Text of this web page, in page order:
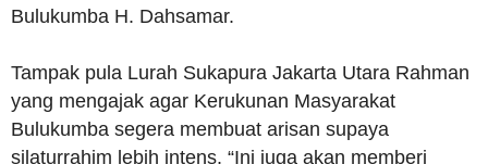
Bulukumba H. Dahsamar.
Tampak pula Lurah Sukapura Jakarta Utara Rahman
yang mengajak agar Kerukunan Masyarakat
Bulukumba segera membuat arisan supaya
silaturrahim lebih intens. “Ini juga akan memberi